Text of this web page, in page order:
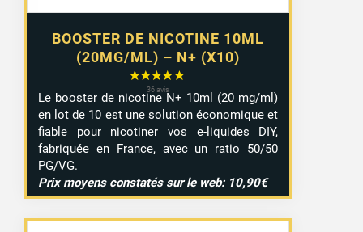
BOOSTER DE NICOTINE 10ML
(20MG/ML) – N+ (X10)
Le booster de nicotine N+ 10ml (20 mg/ml)
en lot de 10 est une solution économique et
fiable pour nicotiner vos e-liquides DIY,
fabriquée en France, avec un ratio 50/50
PG/VG.
Prix moyens constatés sur le web: 10,90€